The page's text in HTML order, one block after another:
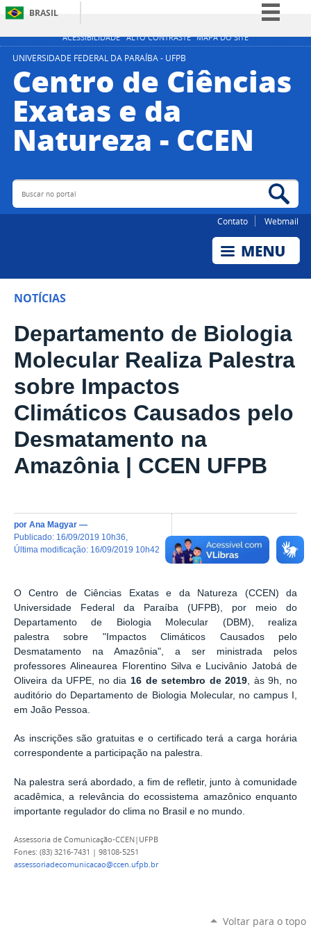
ACESSIBILIDADE ALTO CONTRASTE MAPA DO SITE
BRASIL
Simplifique!
Participe
Canais
UNIVERSIDADE FEDERAL DA PARAÍBA - UFPB
Centro de Ciências
Exatas e da
Natureza - CCEN
Buscar no portal
Contato Webmail
NOTÍCIAS
Departamento de Biologia
Molecular Realiza Palestra
sobre Impactos
Climáticos Causados pelo
Desmatamento na
Amazônia | CCEN UFPB
por Ana Magyar —
publicado: 16/09/2019 10h36
última modificação: 16/09/2019 10h42
O Centro de Ciências Exatas e da Natureza (CCEN) da
Universidade Federal da Paraíba (UFPB), por meio do
Departamento de Biologia Molecular (DBM), realiza
palestra sobre "Impactos Climáticos Causados pelo
Desmatamento na Amazônia", a ser ministrada pelos
professoresAlineaurea Florentino Silva e Lucivânio Jatobá de
Oliveira da UFPE, no dia 16 de setembro de 2019 , às 9h, no
auditório do Departamento de Biologia Molecular, no campus I,
em João Pessoa
As inscrições são gratuitas e o certificado terá a carga horária
correspondente a participação na palestra.
Na palestra será abordado,a fim de refletir, junto à comunidade
acadêmica, a relevância do ecossistema amazônico enquanto
importante regulador do clima no Brasil e no mundo.
Assessoria de Comunicação-CCEN|UFPB
Fones: (83) 3216-7431 | 98108-5251
assessoriadecomunicacao@ccen.ufpb.br
Voltar para o topo